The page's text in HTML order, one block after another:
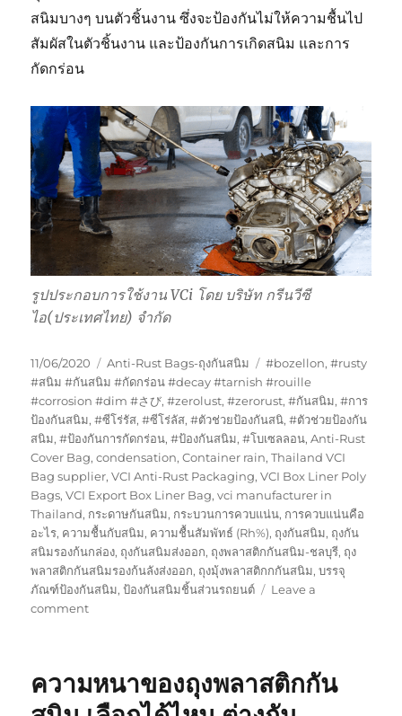
สนิมบางๆ บนตัวชิ้นงาน ซึ่งจะป้องกันไม่ให้ความชื้นไป
สัมผัสในตัวชิ้นงาน และป้องกันการเกิดสนิม และการ
กัดกร่อน
รูปประกอบการใช้งาน VCi โดย บริษัท กรีนวีซี
ไอ(ประเทศไทย) จำกัด
Posted
on
11/06/2020 Categories
Anti-Rust Bags-ถุงกันสนิม Tags
#bozellon,#rusty
#สนิม #กันสนิม #กัดกร่อน #decay #tarnish #rouille
#corrosion #dim #さび,#zerolust,#zerorust,#กันสนิม,#การ
ป้องกันสนิม,#ซีโร่รัส,#ซีโร่ลัส,#ตัวช่วยป้องกันสนิ,#ตัวช่วยป้องกัน
สนิม,#ป้องกันการกัดกร่อน,#ป้องกันสนิม,#โบเซลลอน,Anti-Rust
Cover Bag,condensation,Container rain,Thailand VCI
Bag supplier,VCI Anti-Rust Packaging,VCI Box Liner Poly
Bags,VCI Export Box Liner Bag,vci manufacturer in
Thailand, กระดาษกันสนิม, กระบวนการควบแน่น, การควบแน่นคือ
อะไร, ความชื้นกับสนิม, ความชื้นสัมพัทธ์ (Rh%), ถุงกันสนิม, ถุงกัน
สนิมรองก้นกล่อง, ถุงกันสนิมส่งออก, ถุงพลาสติกกันสนิม-ชลบุรี, ถุง
พลาสติกกันสนิมรองก้นลังส่งออก, ถุงมุ้งพลาสติกกกันสนิม,บรรจุ
ภัณฑ์ป้องกันสนิม,ป้องกันสนิมชิ้นส่วนรถยนต์
Leave a
commenton
ก็
ความหนาของถุงพลาสติกกัน